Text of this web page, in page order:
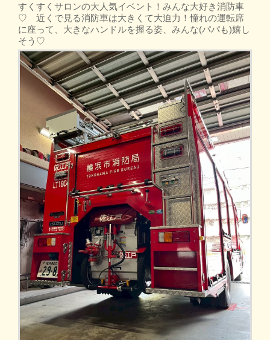
すくすくサロンの大人気イベント！みんな大好き消防車
♡ 近くで見る消防車は大きくて大迫力！憧れの運転席
に座って、大きなハンドルを握る姿、みんな(パパも)嬉し
そう♡